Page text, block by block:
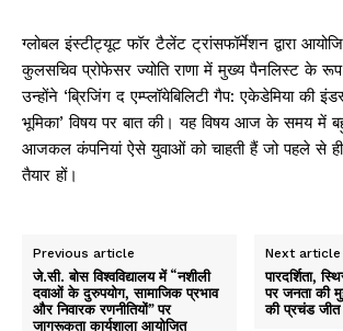
ग्लोबल इंस्टीट्यूट फॉर टैलेंट ट्रांसफॉर्मेशन द्वारा
कुलसचिव प्रोफेसर ज्योति राणा में मुख्य पैनलिस्ट के रूप
उन्होंने ‘ब्रिजिंग द एम्प्लॉयेबिलिटी गैप: एकेडेमिया की
भूमिका’ विषय पर बात की। यह विषय आज के समय में
आजकल कंपनियां ऐसे युवाओं को चाहती हैं जो पहले से
तैयार हों।
Previous article
जे.सी. बोस विश्वविद्यालय में “नशीली
दवाओं के दुरुपयोग, सामाजिक प्रभाव
और निवारक रणनीतियों” पर
जागरूकता कार्यशाला आयोजित
Next article
पारदर्शिता,
पर जनता की
की प्रचंड जीत